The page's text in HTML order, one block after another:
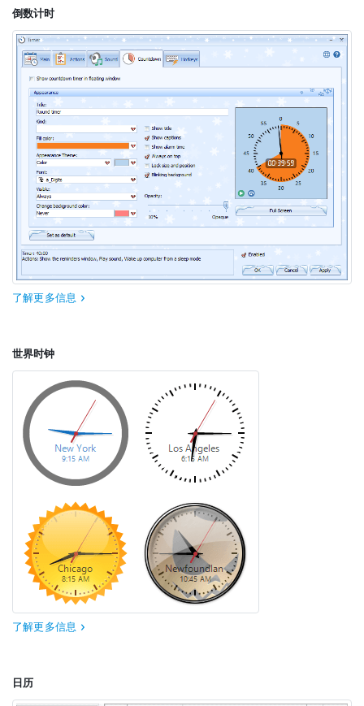
倒数计时
了解更多信息
世界时钟
了解更多信息
日历